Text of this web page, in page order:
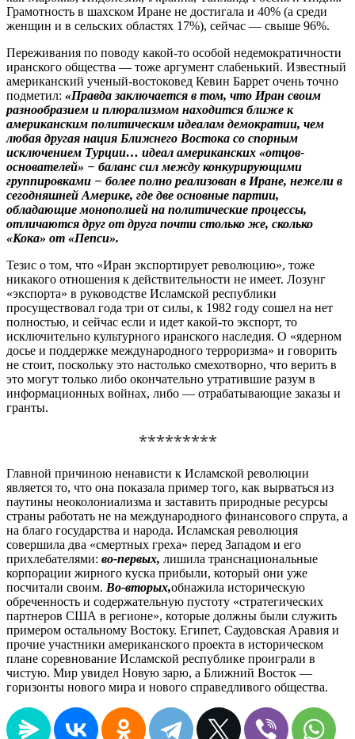
Грамотность в шахском Иране не достигала и 40% (а среди
женщин и в сельских областях 17%), сейчас — свыше 96%.
Переживания по поводу какой-то особой недемократичности
иранского общества — тоже аргумент слабенький. Известный
американский ученый-востоковед Кевин Баррет очень точно
подметил: «Правда заключается в том, что Иран своим
разнообразием и плюрализмом находится ближе к
американским политическим идеалам демократии, чем
любая другая нация Ближнего Востока со спорным
исключением Турции… идеал американских «отцов-
основателей» − баланс сил между конкурирующими
группировками − более полно реализован в Иране, нежели в
сегодняшней Америке, где две основные партии,
обладающие монополией на политические процессы,
отличаются друг от друга почти столько же, сколько
«Кока» от «Пепси».
Тезис о том, что «Иран экспортирует революцию», тоже
никакого отношения к действительности не имеет. Лозунг
«экспорта» в руководстве Исламской республики
просуществовал года три от силы, к 1982 году сошел на нет
полностью, и сейчас если и идет какой-то экспорт, то
исключительно культурного иранского наследия. О «ядерном
досье и поддержке международного терроризма» и говорить
не стоит, поскольку это настолько смехотворно, что верить в
это могут только либо окончательно утратившие разум в
информационных войнах, либо — отрабатывающие заказы и
гранты.
*********
Главной причиною ненависти к Исламской революции
является то, что она показала пример того, как вырваться из
паутины неоколониализма и заставить природные ресурсы
страны работать не на международного финансового спрута, а
на благо государства и народа. Исламская революция
совершила два «смертных греха» перед Западом и его
прихлебателями: во-первых, лишила транснациональные
корпорации жирного куска прибыли, который они уже
посчитали своим. Во-вторых,обнажила историческую
обреченность и содержательную пустоту «стратегических
партнеров США в регионе», которые должны были служить
примером остальному Востоку. Египет, Саудовская Аравия и
прочие участники американского проекта в историческом
плане соревнование Исламской республике проиграли в
чистую. Мир увидел Новую зарю, а Ближний Восток —
горизонты нового мира и нового справедливого общества.